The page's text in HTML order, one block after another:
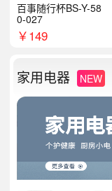
百事随行杯BS-Y-58
0-027
￥149
家用电器 NEW